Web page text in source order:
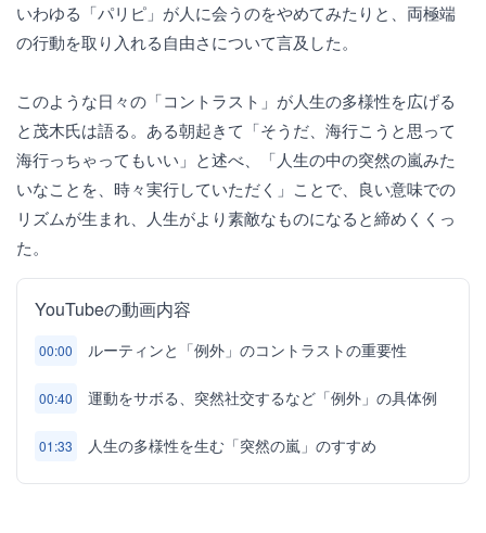
いわゆる「パリピ」が人に会うのをやめてみたりと、両極端
の行動を取り入れる自由さについて言及した。
このような日々の「コントラスト」が人生の多様性を広げる
と茂木氏は語る。ある朝起きて「そうだ、海行こうと思って
海行っちゃってもいい」と述べ、「人生の中の突然の嵐みた
いなことを、時々実行していただく」ことで、良い意味での
リズムが生まれ、人生がより素敵なものになると締めくくっ
た。
YouTubeの動画内容
00:00 ルーティンと「例外」のコントラストの重要性
00:40 運動をサボる、突然社交するなど「例外」の具体例
01:33 人生の多様性を生む「突然の嵐」のすすめ